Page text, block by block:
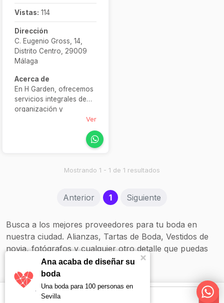
Vistas: 114
Dirección
C. Eugenio Gross, 14,
Distrito Centro, 29009
Málaga
Acerca de
En H Garden, ofrecemos
servicios integrales de
organización y
decoración de eventos.
profesionales altamente
capacitados y una amplia
nos especializamos en la
Nuestro compromiso es
cada detalle y
asegurando que cada
celebración sea única e
inolvidable.
Ver
Mostrando 1 - 1 de 1 resultados
Anterior 1(current)
Siguiente
Busca a los mejores proveedores para tu boda en
nuestra ciudad. Alianzas, Tartas de Boda, Vestidos de
novia, fotógrafos y cualquier otro detalle que puedas
necesitar.Ana acaba de diseñar su
boda
Una boda para 100 personas en
Sevilla